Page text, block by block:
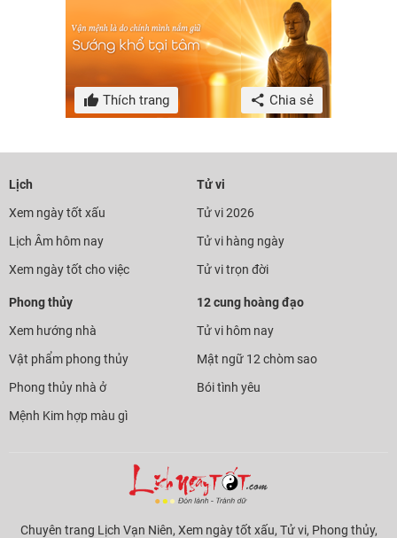
Thích trang Chia sẻ
Lịch
Xem ngày tốt xấu
Lịch Âm hôm nay
Xem ngày tốt cho việc
Tử vi
Tử vi 2026
Tử vi hàng ngày
Tử vi trọn đời
Phong thủy
Xem hướng nhà
Vật phẩm phong thủy
Phong thủy nhà ở
Mệnh Kim hợp màu gì
12 cung hoàng đạo
Tử vi hôm nay
Mật ngữ 12 chòm sao
Bói tình yêu
Chuyên trang Lịch Vạn Niên, Xem ngày tốt xấu, Tử vi, Phong thủy,